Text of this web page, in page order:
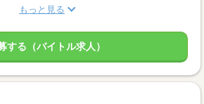
もっと見る
する（バイトル求人）